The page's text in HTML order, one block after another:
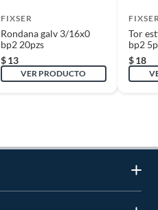
FIXSER
Rondana galv 3/16x0
bp2 20pzs
$ 13
VER PRODUCTO
Tor
bp2
$18